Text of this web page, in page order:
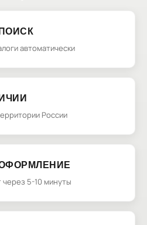
автоматически
России
5-10 минуты